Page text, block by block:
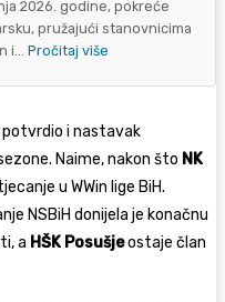
2026. godine, pokreće
pružajući stanovnicima
i... Pročitaj više
potvrdio i nastavak
Naime, nakon što NK
u WWin lige BiH.
NSBiH donijela je konačnu
a HŠK Posušjeostaje član